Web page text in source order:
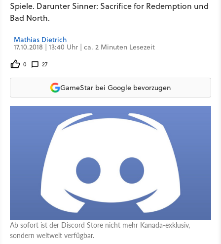
Spiele. Darunter Sinner: Sacrifice for Redemption und
Bad North.
Mathias Dietrich
17.10.2018 | 13:40 Uhr | ca. 2 Minuten Lesezeit
0 27
GameStar bei Google bevorzugen
Ab sofort ist der Discord Store nicht mehr Kanada-exklusiv,
sondern weltweit verfügbar.